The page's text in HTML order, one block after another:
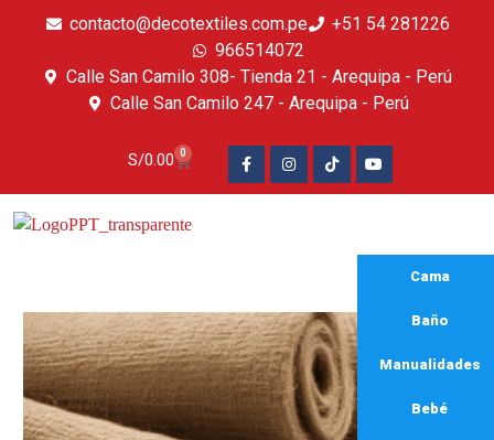
contacto@decotextiles.com.pe
+51 54 281226
966514072
Calle San Camilo 308- Tienda 21 - Arequipa - Perú
Calle San Camilo 247 - Arequipa - Perú​
S/0.00 0
Cama
Baño
Manualidades
Bebé